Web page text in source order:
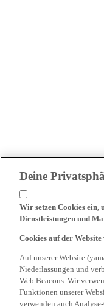
Deine
Wir setzen Cookies ein,
Dienstleistungen und
Cookies auf der
Auf unserer Website
Niederlassungen und
Web Beacons. Wir
Funktionen unserer
verwenden auch